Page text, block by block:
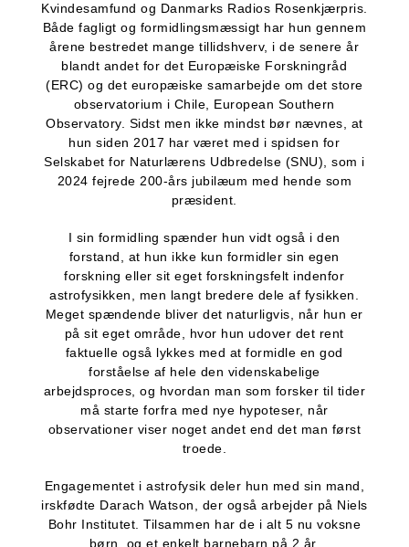
Kvindesamfund og Danmarks Radios Rosenkjærpris.
Både fagligt og formidlingsmæssigt har hun gennem
årene bestredet mange tillidshverv, i de senere år
blandt andet for det Europæiske Forskningråd
(ERC) og det europæiske samarbejde om det store
observatorium i Chile, European Southern
Observatory. Sidst men ikke mindst bør nævnes, at
hun siden 2017 har været med i spidsen for
Selskabet for Naturlærens Udbredelse (SNU), som i
2024 fejrede 200-års jubilæum med hende som
præsident.
I sin formidling spænder hun vidt også i den
forstand, at hun ikke kun formidler sin egen
forskning eller sit eget forskningsfelt indenfor
astrofysikken, men langt bredere dele af fysikken.
Meget spændende bliver det naturligvis, når hun er
på sit eget område, hvor hun udover det rent
faktuelle også lykkes med at formidle en god
forståelse af hele den videnskabelige
arbejdsproces, og hvordan man som forsker til tider
må starte forfra med nye hypoteser, når
observationer viser noget andet end det man først
troede.
Engagementet i astrofysik deler hun med sin mand,
irskfødte Darach Watson, der også arbejder på Niels
Bohr Institutet. Tilsammen har de i alt 5 nu voksne
børn, og et enkelt barnebarn på 2 år.